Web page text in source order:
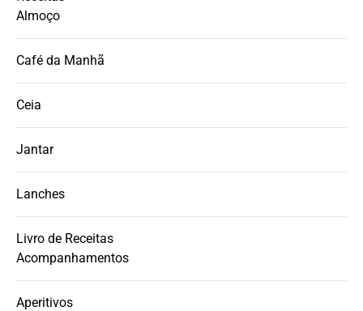
Almoço
Café da Manhã
Ceia
Jantar
Lanches
Livro de Receitas
Acompanhamentos
Aperitivos